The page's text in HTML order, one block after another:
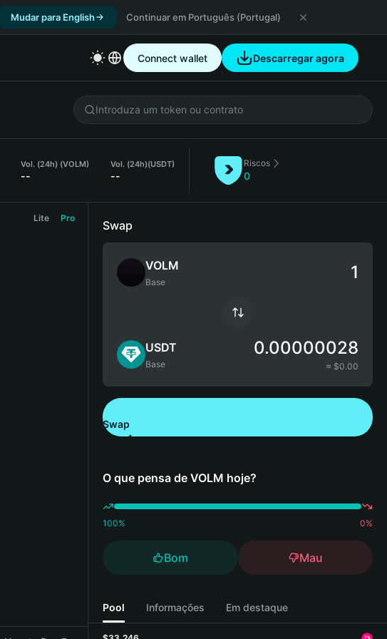
Mudar para English Continuar em Português (Portugal)
Connect wallet Descarregar agora
Vol. (24h) (VOLM)
--
Vol. (24h)(USDT)
--
Riscos
0
Lite Pro
Swap
VOLM
Base
USDT
Base
0.00000028
≈ $0.00
Swap
O que pensa de VOLM hoje?
100% 0%
Bom Mau
Pool Informações Em destaque